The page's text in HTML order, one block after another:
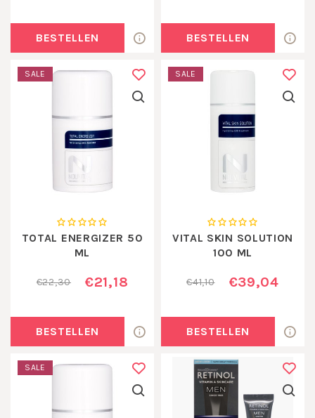
BESTELLEN BESTELLEN
SALE
TOTAL ENERGIZER 50
ML
€22,30 €21,18
BESTELLEN
SALE
VITAL SKIN SOLUTION
100 ML
€41,10 €39,04
BESTELLEN
SALE